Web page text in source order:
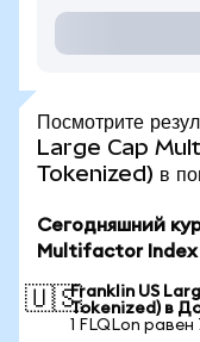
Посмотрите
Large Cap
Tokenized) в
Сегодняшний
Multifactor Index
🇺🇸Franklin US
Tokenized) в
1 FLQLon